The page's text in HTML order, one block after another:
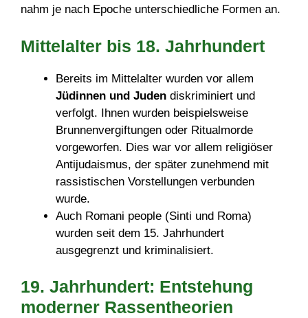
nahm je nach Epoche unterschiedliche Formen an.
Mittelalter bis 18. Jahrhundert
Bereits im Mittelalter wurden vor allem
Jüdinnen und Juden diskriminiert und
verfolgt. Ihnen wurden beispielsweise
Brunnenvergiftungen oder Ritualmorde
vorgeworfen. Dies war vor allem religiöser
Antijudaismus, der später zunehmend mit
rassistischen Vorstellungen verbunden
wurde.
Auch Romani people (Sinti und Roma)
wurden seit dem 15. Jahrhundert
ausgegrenzt und kriminalisiert.
19. Jahrhundert: Entstehung
moderner Rassentheorien